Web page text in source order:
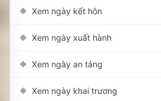
◆ Xem ngày kết hôn
◆ Xem ngày xuất hành
◆ Xem ngày an táng
◆ Xem ngày khai trương